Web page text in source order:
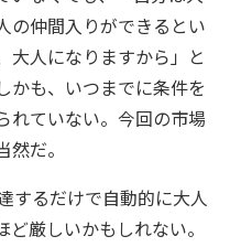
の仲間入りができるとい
大人になりますから」と
かも、いつまでに条件を
れていない。今回の市場
だ。
するだけで自動的に大人
厳しいかもしれない。